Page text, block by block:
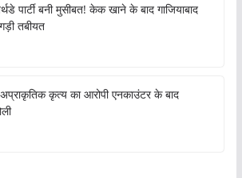
पार्टी बनी मुसीबत! केक खाने के बाद गाजियाबाद
तबीयत
कृत्य का आरोपी एनकाउंटर के बाद